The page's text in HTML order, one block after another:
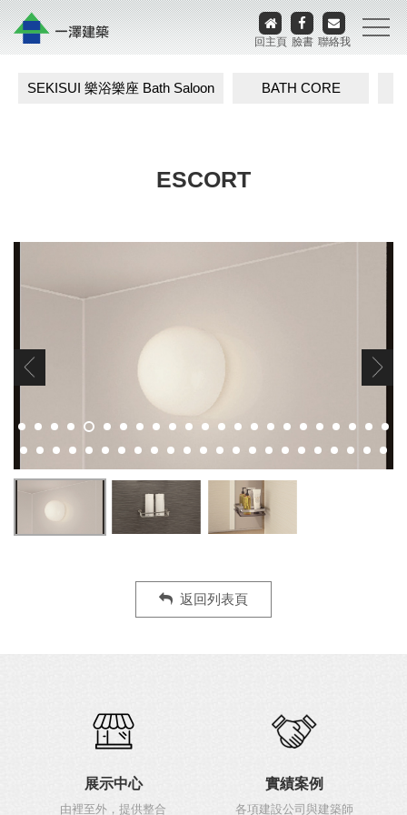
聯絡我
臉書
回主頁
SEKISUI 樂浴樂座 Bath Saloon BATH CORE
ESCORT
返回列表頁
展示中心
由裡至外，提供整合
實績案例
各項建設公司與建築師